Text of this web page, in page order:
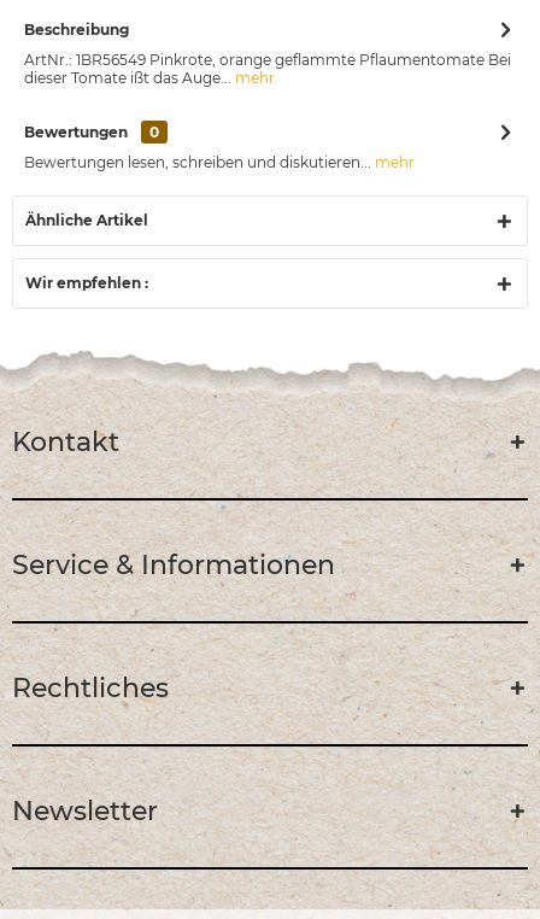
Beschreibung
ArtNr.: 1BR56549 Pinkrote, orange geflammte Pflaumentomate Bei
dieser Tomate ißt das Auge... mehr
Bewertungen
0
Bewertungen lesen, schreiben und diskutieren... mehr
Ähnliche Artikel
Wir empfehlen :
Kontakt
Service & Informationen
Rechtliches
Newsletter